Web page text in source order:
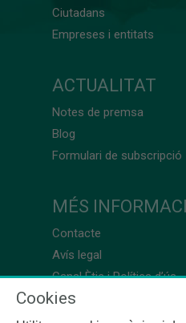
Ciutadans
Empreses i entitats
ACTUALITAT
Notes de premsa
Blog
Formulari de subscripció
MÉS
Contacte
Avís legal
Canal Ètic i Política d’ús
Cookies